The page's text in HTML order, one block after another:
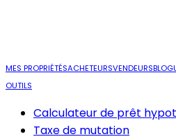
MES PROPRIÉTÉSACHETEURSVENDEURS
OUTILS
Calculateur de prêt
Taxe de mutation